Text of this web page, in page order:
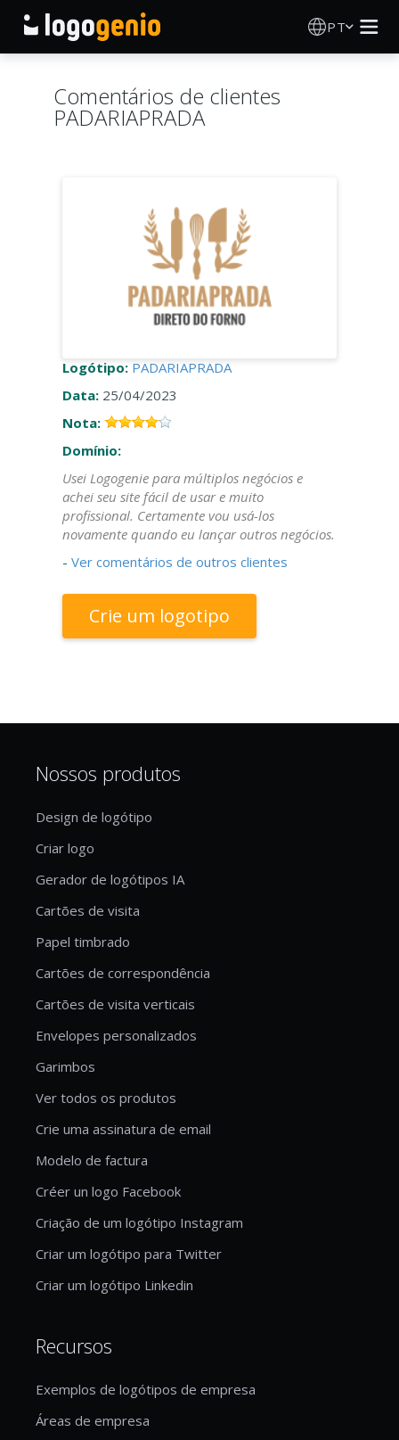
PT
Gerador de logótipos IA
Produtos impressos
INICIAR SESSÃO
Comentários de clientes
PADARIAPRADA
Logótipo: PADARIAPRADA
Data: 25/04/2023
Nota:
Domínio:
Usei Logogenie para múltiplos negócios e
achei seu site fácil de usar e muito
profissional. Certamente vou usá-los
novamente quando eu lançar outros negócios.
- Ver comentários de outros clientes
Crie um logotipo
Nossos produtos
Design de logótipo
Criar logo
Gerador de logótipos IA
Cartões de visita
Papel timbrado
Cartões de correspondência
Cartões de visita verticais
Envelopes personalizados
Garimbos
Ver todos os produtos
Crie uma assinatura de email
Modelo de factura
Créer un logo Facebook
Criação de um logótipo Instagram
Criar um logótipo para Twitter
Criar um logótipo Linkedin
Recursos
Exemplos de logótipos de empresa
Áreas de empresa